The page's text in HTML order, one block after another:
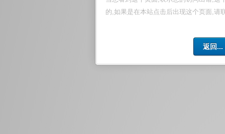
的,如果是在本站点击后出现这个页面,请
返回...